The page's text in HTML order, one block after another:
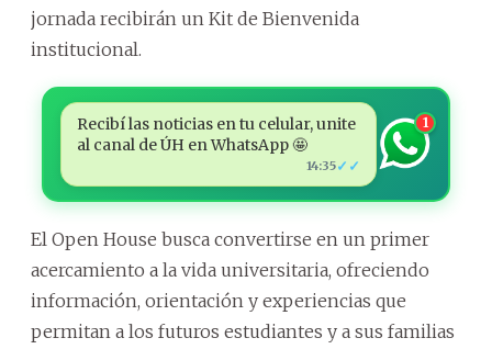
jornada recibirán un Kit de Bienvenida
institucional.
Recibí las noticias en tu celular, unite
al canal de ÚH en WhatsApp 🤩
14:35✓✓
1
El Open House busca convertirse en un primer
acercamiento a la vida universitaria, ofreciendo
información, orientación y experiencias que
permitan a los futuros estudiantes y a sus familias